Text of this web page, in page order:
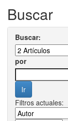
Buscar
Buscar:
por
Filtros actuales: